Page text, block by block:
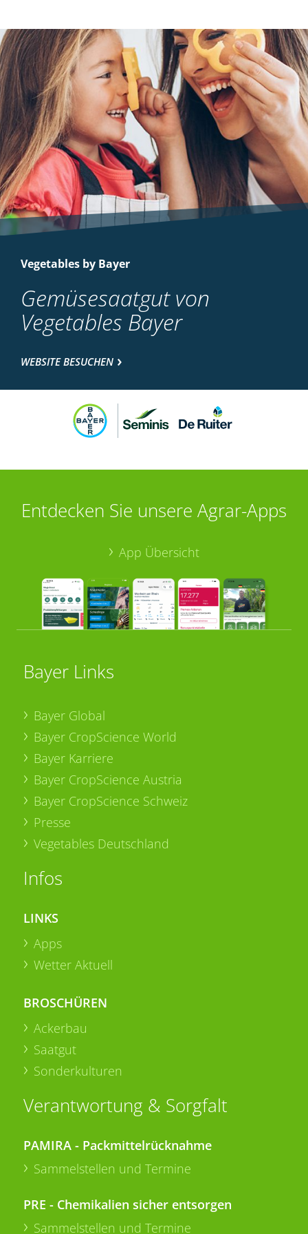
Vegetables by Bayer
Gemüsesaatgut von
Vegetables Bayer
WEBSITE BESUCHEN
Entdecken Sie unsere Agrar-Apps
App Übersicht
Bayer Links
Bayer Global
Bayer CropScience World
Bayer Karriere
Bayer CropScience Austria
Bayer CropScience Schweiz
Presse
Vegetables Deutschland
Infos
LINKS
Apps
Wetter Aktuell
BROSCHÜREN
Ackerbau
Saatgut
Sonderkulturen
Verantwortung & Sorgfalt
PAMIRA - Packmittelrücknahme
Sammelstellen und Termine
PRE - Chemikalien sicher entsorgen
Sammelstellen und Termine